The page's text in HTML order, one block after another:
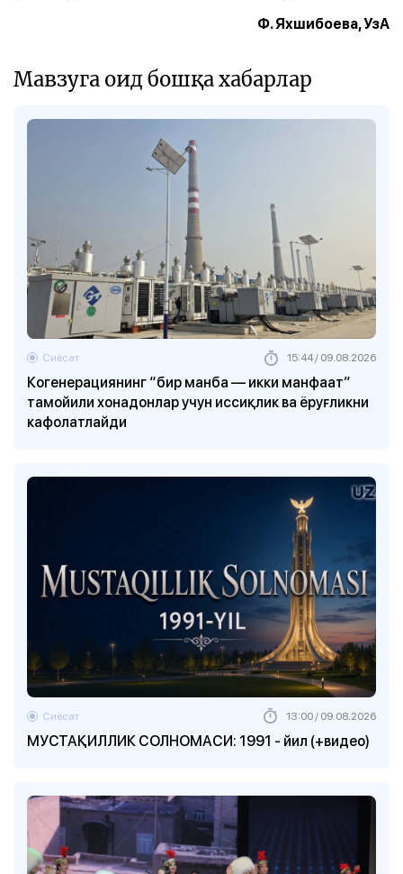
Ф. Яхшибоева, УзА
Мавзуга оид бошқа хабарлар
Когенерациянинг “бир манба — икки манфаат”
тамойили хонадонлар учун иссиқлик ва ёруғликни
кафолатлайди
Сиёсат 15:44 / 09.08.2026
МУСТАҚИЛЛИК СОЛНОМАСИ: 1991 - йил (+видео)
Сиёсат 13:00 / 09.08.2026